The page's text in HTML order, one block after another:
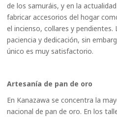
de los samuráis, y en la
fabricar accesorios del hogar
el incienso, collares y
paciencia y dedicación, sin
único es muy satisfactorio.
Artesanía de pan de oro
En Kanazawa se concentra la
nacional de pan de oro. En los